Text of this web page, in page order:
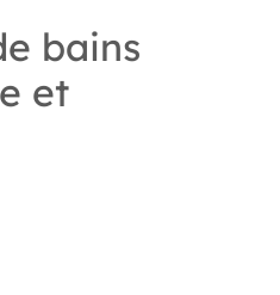
bains
et